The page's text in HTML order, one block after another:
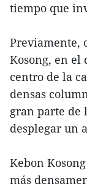
tiempo que
Previamente,
Kosong, en el
centro de la
densas
gran parte de
desplegar un
Kebon
más